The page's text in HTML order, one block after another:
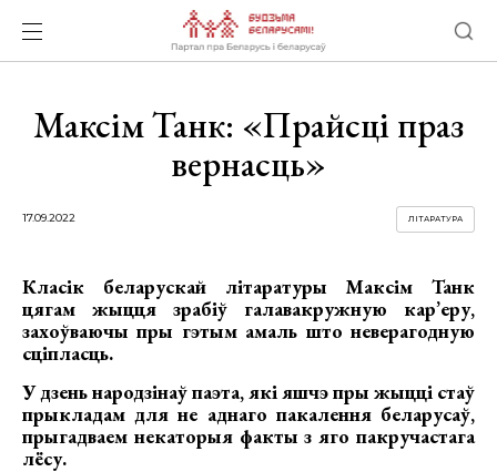
Максім Танк: «Прайсці праз
вернасць»
17.09.2022 ЛІТАРАТУРА
Класік беларускай літаратуры Максім Танк
цягам жыцця зрабіў галавакружную кар’еру,
захоўваючы пры гэтым амаль што неверагодную
сціпласць.
У дзень народзінаў паэта, які яшчэ пры жыцці стаў
прыкладам для не аднаго пакалення беларусаў,
прыгадваем некаторыя факты з яго пакручастага
лёсу.